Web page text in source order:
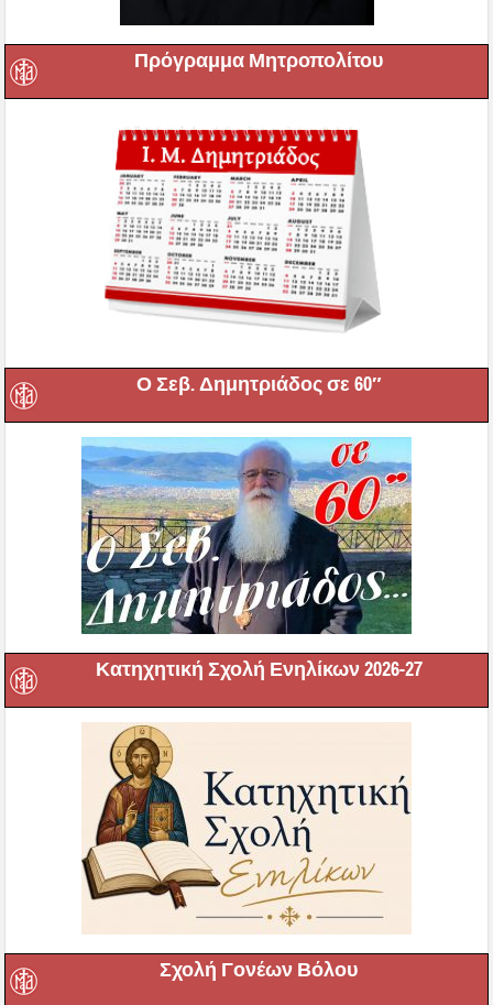
Πρόγραμμα Μητροπολίτου
Ο Σεβ. Δημητριάδος σε 60″
Κατηχητική Σχολή Ενηλίκων 2026-27
Σχολή Γονέων Βόλου